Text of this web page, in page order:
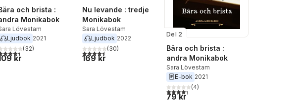
och brista :
Monikabok
Lövestam
Ljudbok 2021
utav 5 stjärnor. Totalt antal röster:
(32)
kr
Nu levande : tredje
Monikabok
Sara Lövestam
Ljudbok 2022
4,5utav 5 stjärnor. Totalt antal röster:
(30)
169 kr
Del 2
Bära och brista :
andra Monikabok
Sara Lövestam
E-bok 2021
4,3utav 5 stjärnor. Totalt antal röster:
(4)
79 kr